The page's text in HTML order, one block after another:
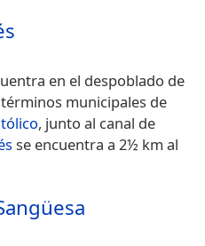
en el despoblado de
municipales de
, junto al canal de
se encuentra a 2½ km al